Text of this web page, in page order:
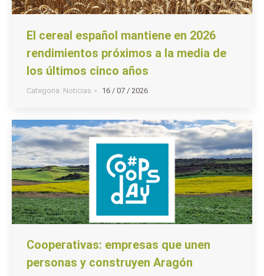
El cereal español mantiene en 2026
rendimientos próximos a la media de
los últimos cinco años
Categoria: Noticias 16 / 07 / 2026
Cooperativas: empresas que unen
personas y construyen Aragón